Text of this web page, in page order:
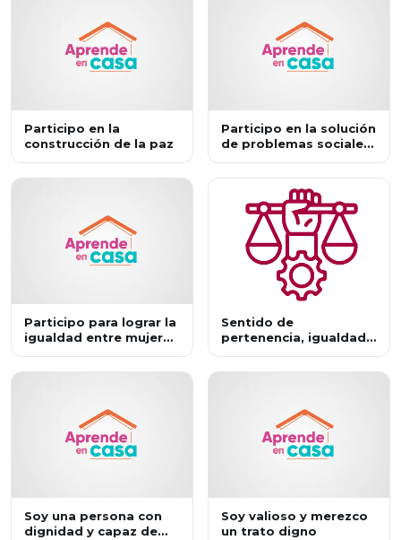
Participo en la
construcción de la paz
Participo en la solución
de problemas sociales
Participo para lograr la
igualdad entre mujeres
Sentido de
pertenencia, igualdad
Soy una persona con
dignidad y capaz de
Soy valioso y merezco
un trato digno